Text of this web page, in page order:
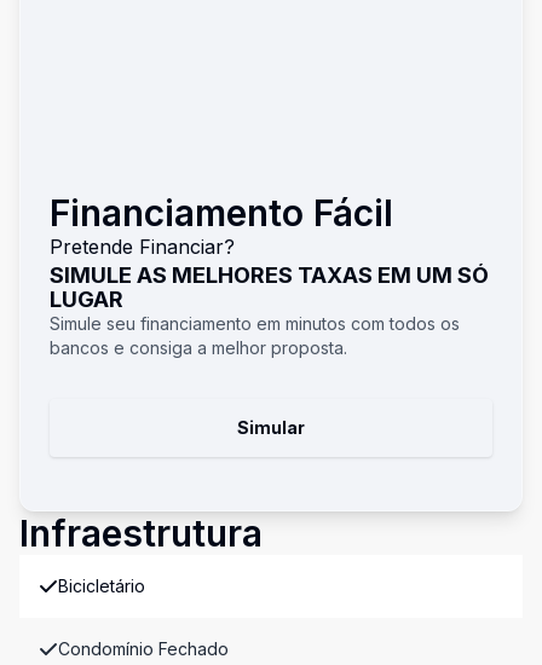
Financiamento Fácil
Pretende Financiar?
SIMULE AS MELHORES TAXAS EM UM SÓ
LUGAR
Simule seu financiamento em minutos com todos os
bancos e consiga a melhor proposta.
Simular
Infraestrutura
Bicicletário
Condomínio Fechado